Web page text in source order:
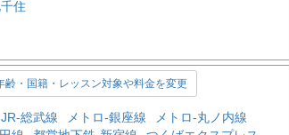
住
齢・国籍・レッスン対象や料金を変更
JR-総武線 メトロ-銀座線
メトロ-丸ノ内線